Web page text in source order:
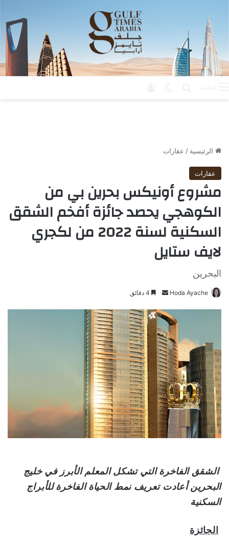
الرئيسية / عقارات
عقارات
مشروع أونيكس بحرين بي من
الكوهجي يحصد جائزة أفخم الشقق
السكنية لسنة 2022 من لكجري
لايف ستايل
البحرين
Hoda Ayache
س
ل
ب
ر
ي
د
ا
إ
ل
ك
ت
ن
الشقق الفاخرة التي تشكل المعلم الأبرز في خليج
البحرين أعادت تعريف نمط الحياة الفاخرة للأبراج
السكنية
الجائزة